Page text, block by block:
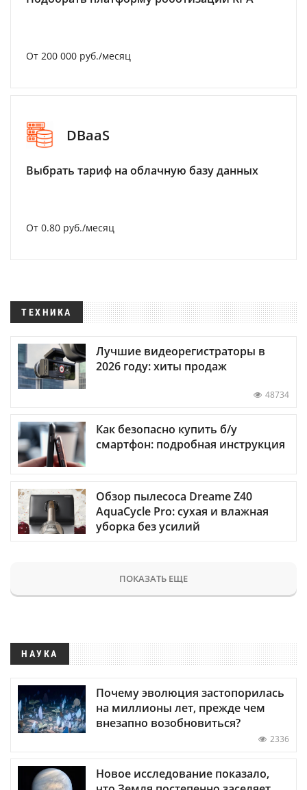
От 200 000 руб./месяц
DBaaS
Выбрать тариф на облачную базу данных
От 0.80 руб./месяц
ТЕХНИКА
Лучшие видеорегистраторы в
2026 году: хиты продаж
48734
Как безопасно купить б/у
смартфон: подробная инструкция
Обзор пылесоса Dreame Z40
AquaCycle Pro: сухая и влажная
уборка без усилий
ПОКАЗАТЬ ЕЩЕ
НАУКА
Почему эволюция застопорилась
на миллионы лет, прежде чем
внезапно возобновиться?
2336
Новое исследование показало,